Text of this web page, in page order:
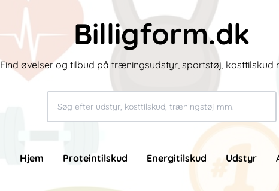
Billigform.dk
Find øvelser og tilbud på træningsudstyr, sportstøj, kosttilskud
Hjem Proteintilskud Energitilskud Udstyr